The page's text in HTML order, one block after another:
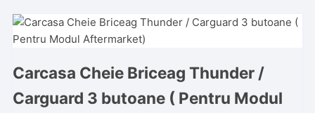
Carcasa Cheie Briceag Thunder /
Carguard 3 butoane ( Pentru Modul